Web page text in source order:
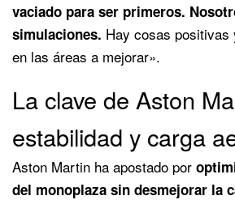
vaciado para ser primeros.
simulaciones. Hay cosas
en las áreas a mejorar».
La clave de Aston
estabilidad y carga
Aston Martin ha apostado por
del monoplaza sin desmejorar la